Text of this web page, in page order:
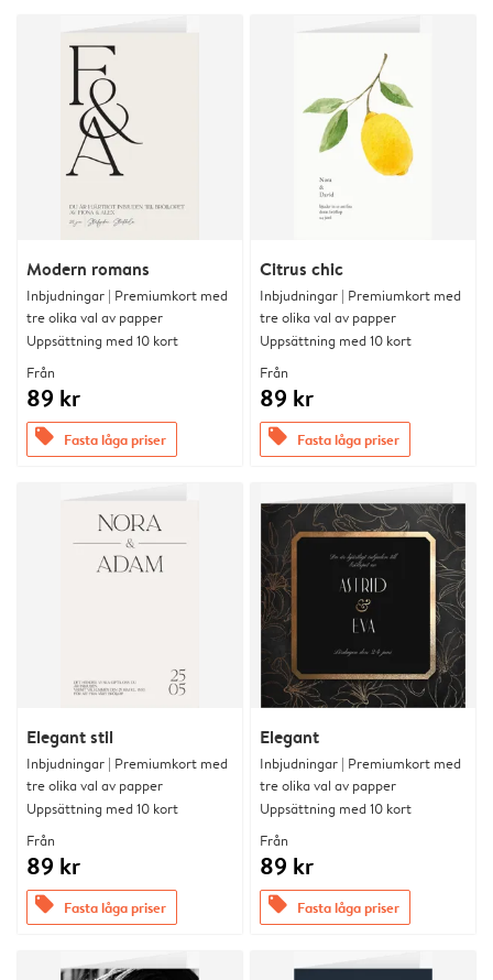
Modern romans
Inbjudningar | Premiumkort med
tre olika val av papper
Uppsättning med 10 kort
Från
89 kr
offers Fasta låga priser
Citrus chic
Inbjudningar | Premiumkort med
tre olika val av papper
Uppsättning med 10 kort
Från
89 kr
offers Fasta låga priser
Elegant stil
Inbjudningar | Premiumkort med
tre olika val av papper
Uppsättning med 10 kort
Från
89 kr
offers Fasta låga priser
Elegant
Inbjudningar | Premiumkort med
tre olika val av papper
Uppsättning med 10 kort
Från
89 kr
offers Fasta låga priser